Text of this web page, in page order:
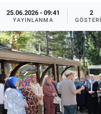
25.06.2026 - 09:41
YAYINLANMA
2
Tüm Haberler
İletişim
Künye
Süper Lig Puan
Tüm Manşetler
Son Dakika
Haber Arşivi